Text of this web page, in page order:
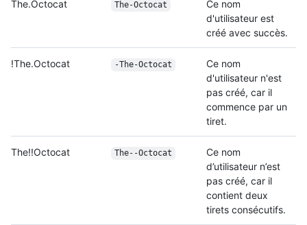
The.Octocat The-Octocat
Ce nom
d'utilisateur est
créé avec succès.
!The.Octocat -The-Octocat
Ce nom
d'utilisateur n'est
pas créé, car il
commence par un
tiret.
The!!Octocat The--Octocat
Ce nom
d’utilisateur n’est
pas créé, car il
contient deux
tirets consécutifs.